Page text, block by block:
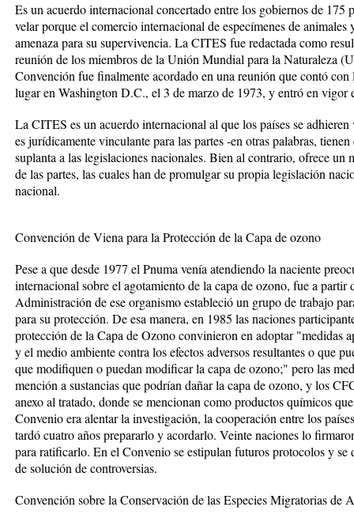
Es un acuerdo internacional concertado entre los gobiernos de 175
velar porque el comercio internacional de especímenes de
amenaza para su supervivencia. La CITES fue redactada como
reunión de los miembros de la Unión Mundial para la Naturaleza
Convención fue finalmente acordado en una reunión que contó
lugar en Washington D.C., el 3 de marzo de 1973, y entró en vigor
La CITES es un acuerdo internacional al que los países se
es jurídicamente vinculante para las partes -en otras palabras,
suplanta a las legislaciones nacionales. Bien al contrario, ofrece un
de las partes, las cuales han de promulgar su propia legislación
nacional.
Convención de Viena para la Protección de la Capa de ozono
Pese a que desde 1977 el Pnuma venía atendiendo la naciente
internacional sobre el agotamiento de la capa de ozono, fue a partir
Administración de ese organismo estableció un grupo de trabajo
para su protección. De esa manera, en 1985 las naciones
protección de la Capa de Ozono convinieron en adoptar "medidas
y el medio ambiente contra los efectos adversos resultantes o que
que modifiquen o puedan modificar la capa de ozono;" pero las
mención a sustancias que podrían dañar la capa de ozono, y los
anexo al tratado, donde se mencionan como productos químicos
Convenio era alentar la investigación, la cooperación entre los
tardó cuatro años prepararlo y acordarlo. Veinte naciones lo
para ratificarlo. En el Convenio se estipulan futuros protocolos y
de solución de controversias.
Convención sobre la Conservación de las Especies Migratorias de